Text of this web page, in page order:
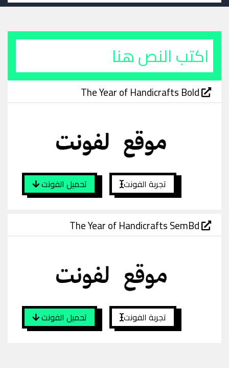
The Year of Handicrafts Bold
تحميل الفونت تجربة الفونت
The Year of Handicrafts SemBd
تحميل الفونت تجربة الفونت